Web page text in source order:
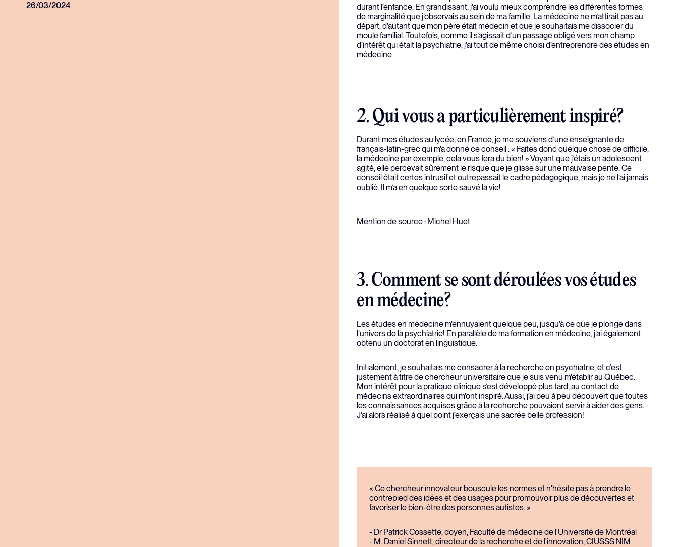
26/03/2024
durant l’enfance. En grandissant, j’ai voulu mieux comprendre les différentes formes
de marginalité que j’observais au sein de ma famille. La médecine ne m’attirait pas au
départ, d’autant que mon père était médecin et que je souhaitais me dissocier du
moule familial. Toutefois, comme il s’agissait d’un passage obligé vers mon champ
d’intérêt qui était la psychiatrie, j’ai tout de même choisi d’entreprendre des études en
médecine
2. Qui vous a particulièrement inspiré?
Durant mes études au lycée, en France, je me souviens d’une enseignante de
français-latin-grec qui m’a donné ce conseil : « Faites donc quelque chose de difficile,
la médecine par exemple, cela vous fera du bien! » Voyant que j’étais un adolescent
agité, elle percevait sûrement le risque que je glisse sur une mauvaise pente. Ce
conseil était certes intrusif et outrepassait le cadre pédagogique, mais je ne l’ai jamais
oublié. Il m’a en quelque sorte sauvé la vie!
Mention de source : Michel Huet
3. Comment se sont déroulées vos études
en médecine?
Les études en médecine m’ennuyaient quelque peu, jusqu’à ce que je plonge dans
l’univers de la psychiatrie! En parallèle de ma formation en médecine, j’ai également
obtenu un doctorat en linguistique.
Initialement, je souhaitais me consacrer à la recherche en psychiatrie, et c’est
justement à titre de chercheur universitaire que je suis venu m’établir au Québec.
Mon intérêt pour la pratique clinique s’est développé plus tard, au contact de
médecins extraordinaires qui m’ont inspiré. Aussi, j’ai peu à peu découvert que toutes
les connaissances acquises grâce à la recherche pouvaient servir à aider des gens.
J’ai alors réalisé à quel point j’exerçais une sacrée belle profession!
« Ce chercheur innovateur bouscule les normes et n'hésite pas à prendre le
contrepied des idées et des usages pour promouvoir plus de découvertes et
favoriser le bien-être des personnes autistes. »
- Dr Patrick Cossette, doyen, Faculté de médecine de l'Université de Montréal
- M. Daniel Sinnett, directeur de la recherche et de l'innovation, CIUSSS NIM